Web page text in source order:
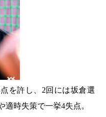
を許し、2回には坂倉選
時失策で一挙4失点。